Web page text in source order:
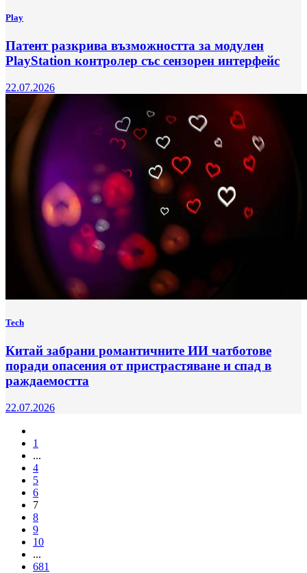
Play
Патент разкрива възможността за модулен
PlayStation контролер със сензорен интерфейс
22.07.2026
Tech
Китай забрани романтичните ИИ чатботове
поради опасения от пристрастяване и спад в
раждаемостта
22.07.2026
1
...
4
5
6
7
8
9
10
...
681